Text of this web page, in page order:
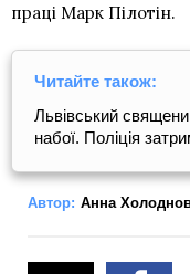
праці Марк Пілотін.
Читайте також:
Львівський
набої. Поліція
Автор: Анна